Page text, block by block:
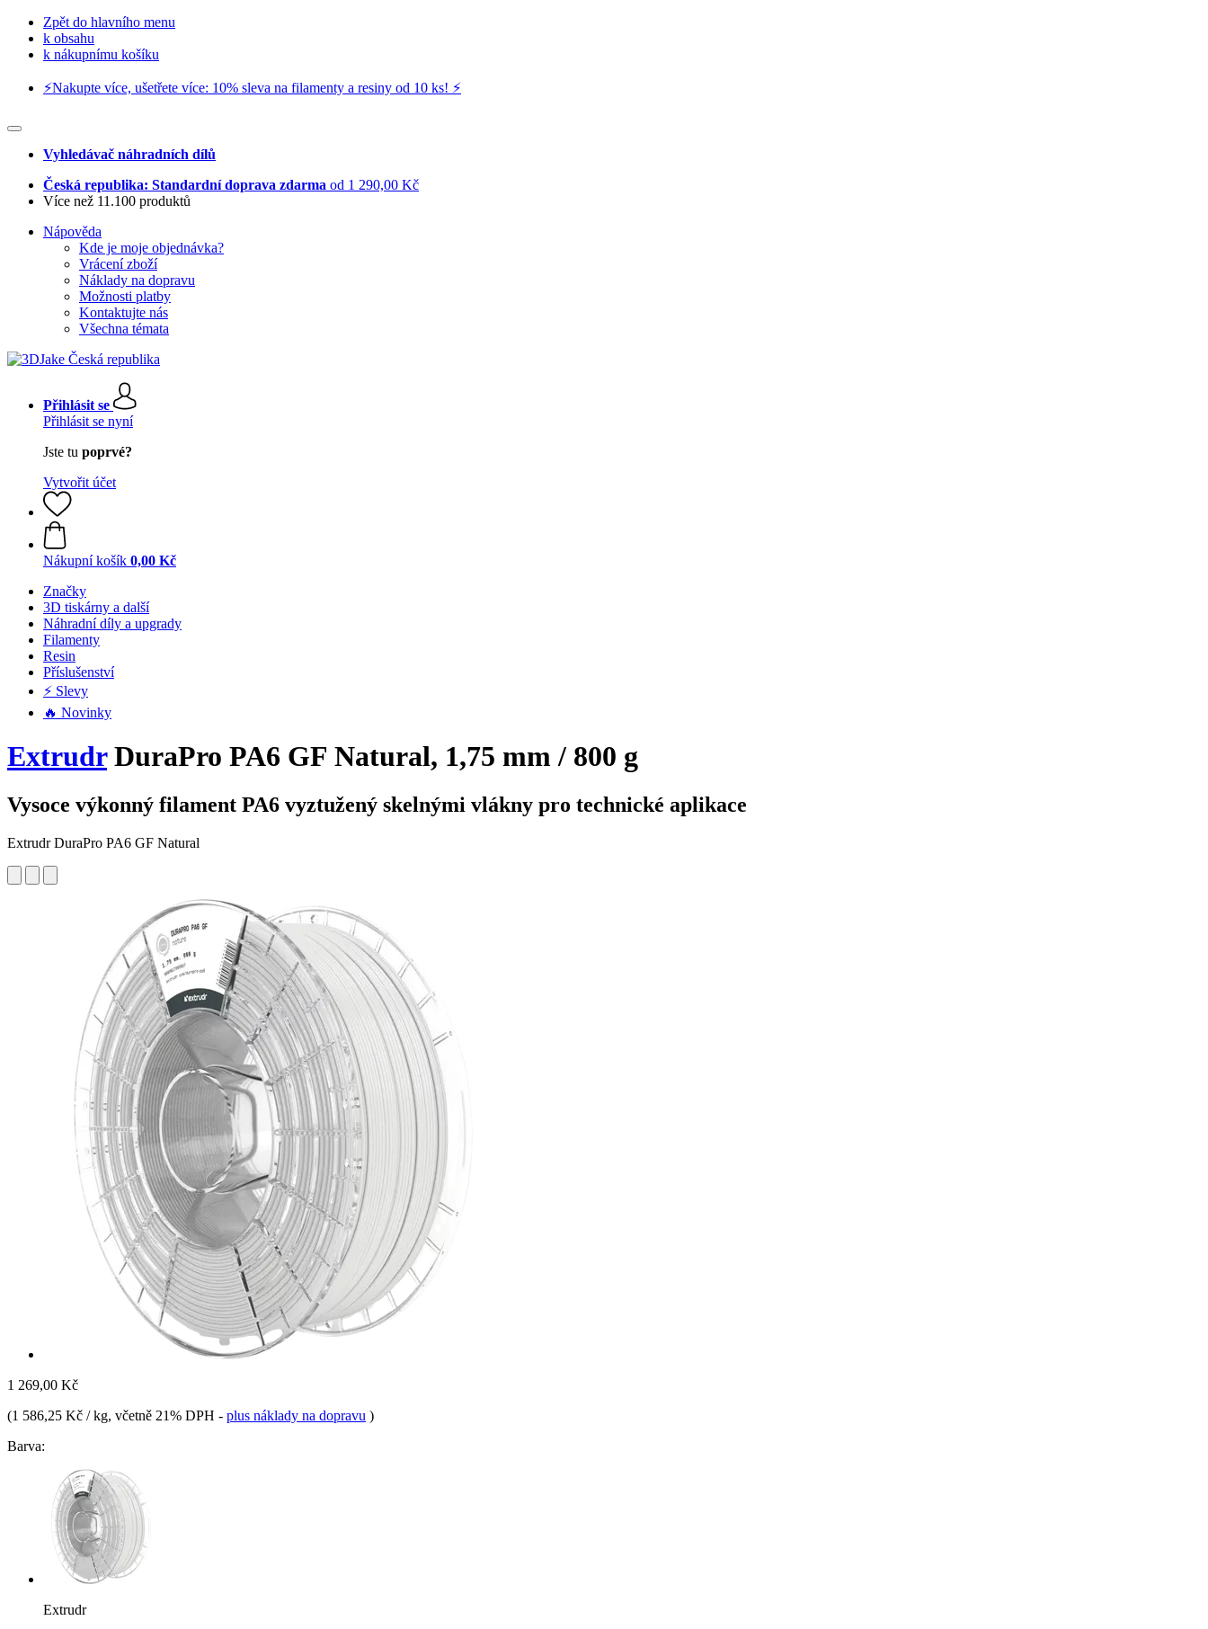
Zpět do hlavního menu
k obsahu
k nákupnímu košíku
⚡️Nakupte více, ušetřete více: 10% sleva na filamenty a resiny od 10 ks! ⚡️
Vyhledávač náhradních dílů
Česká republika: Standardní doprava zdarma od 1 290,00 Kč
Více než 11.100 produktů
Nápověda
Kde je moje objednávka?
Vrácení zboží
Náklady na dopravu
Možnosti platby
Kontaktujte nás
Všechna témata
Přihlásit se
Přihlásit se nyní
Jste tu poprvé?
Vytvořit účet
Nákupní košík 0,00 Kč
Značky
3D tiskárny a další
Náhradní díly a upgrady
Filamenty
Resin
Příslušenství
⚡ Slevy
🔥 Novinky
ExtrudrDuraPro PA6 GF Natural, 1,75 mm / 800 g
Vysoce výkonný filament PA6 vyztužený skelnými vlákny pro technické aplikace
Extrudr DuraPro PA6 GF Natural
1 269,00 Kč
(1 586,25 Kč / kg, včetně 21% DPH - plus náklady na dopravu )
Barva:
Extrudr